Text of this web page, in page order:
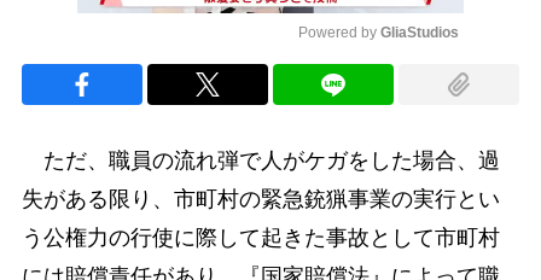
Powered by GliaStudios
ただ、職員の流れ弾で人がケガをした場合、過
失がある限り、市町村の緊急銃猟事業の実行とい
う公権力の行使に際して起きた事故として市町村